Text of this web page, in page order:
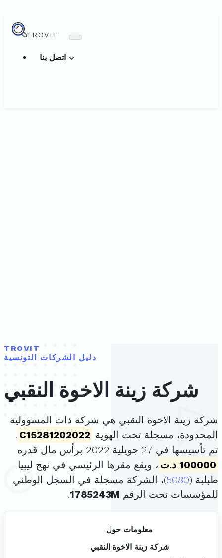
TROVIT
TROVIT
دليل الشركات التونسية
شركة زينة الاخوة النقبي
شركة زينة الاخوة النقبي هي شركة ذات المسؤولية
المحدودة، مسجلة تحت الهوية C15281202022
.
تم تأسيسها في 27 جويلية 2022 برأس مال قدره
100000 د.ت
، ويقع مقرها الرئيسي في نهج ليبيا
طبلبة (5080)، الشركة مسجلة في السجل الوطني
للمؤسسات تحت الرقم 1785243M
.
معلومات حول
شركة زينة الاخوة النقبي